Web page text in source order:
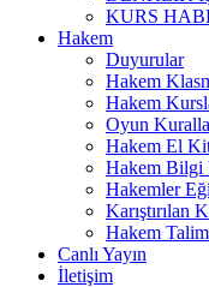
KURS
Hakem
Duyurular
Hakem
Hakem
Oyun
Hakem El
Hakem Bilgi
Hakemler
Karıştırılan
Hakem
Canlı Yayın
İletişim